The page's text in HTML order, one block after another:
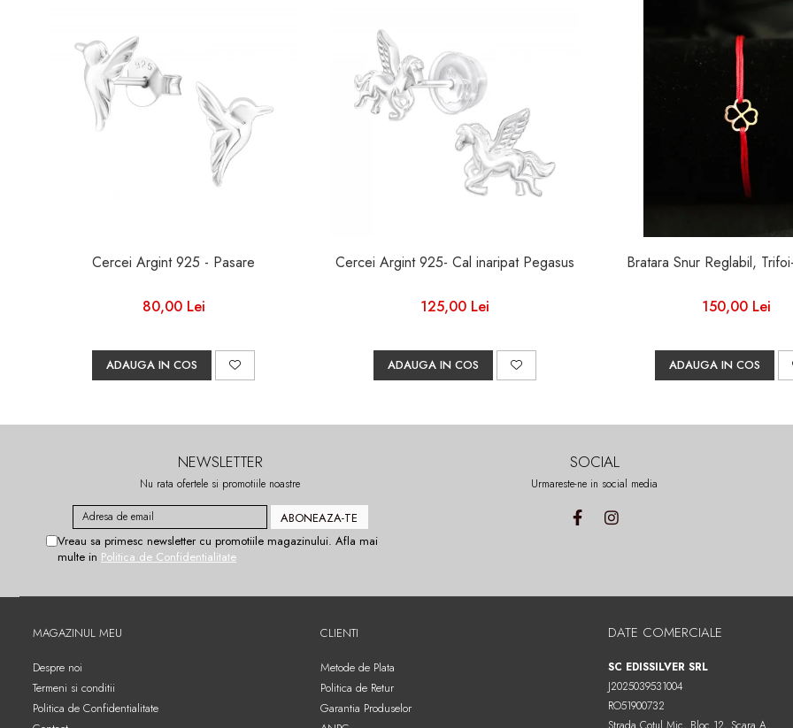
Cercei Argint 925 - Pasare
80,00 Lei
ADAUGA IN COS
Cercei Argint 925- Cal inaripat Pegasus
125,00 Lei
ADAUGA IN COS
Bratara Snur Reglabil,
150,00 Lei
ADAUGA IN COS
NEWSLETTER
Nu rata ofertele si promotiile noastre
Vreau sa primesc newsletter cu promotiile magazinului. Afla mai
multe in Politica de Confidentialitate
SOCIAL
Urmareste-ne in social media
MAGAZINUL MEU
Despre noi
Termeni si conditii
Politica de Confidentialitate
CLIENTI
Metode de Plata
Politica de Retur
Garantia Produselor
DATE COMERCIALE
SC EDISSILVER SRL
J2025039531004
RO51900732